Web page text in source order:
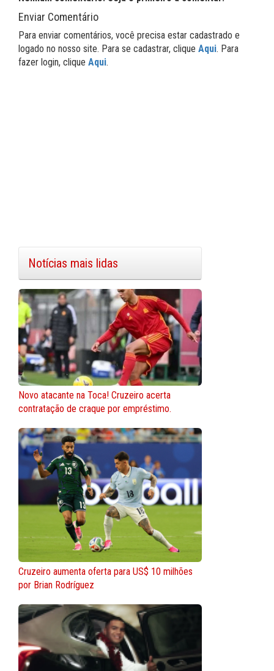
Enviar Comentário
Para enviar comentários, você precisa estar cadastrado e
logado no nosso site. Para se cadastrar, clique Aqui. Para
fazer login, clique Aqui.
Notícias mais lidas
Novo atacante na Toca! Cruzeiro acerta
contratação de craque por empréstimo.
Cruzeiro aumenta oferta para US$ 10 milhões
por Brian Rodríguez